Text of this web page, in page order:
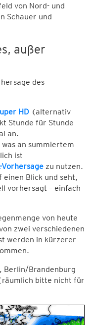
von Nord- und
Schauer und
außer
des
HD (alternativ
Stunde für Stunde
an.
an summiertem
ist
Vorhersage zu nutzen.
Blick und seht,
vorhersagt – einfach
von heute
zwei verschiedenen
werden in kürzerer
Berlin/Brandenburg
bitte nicht für